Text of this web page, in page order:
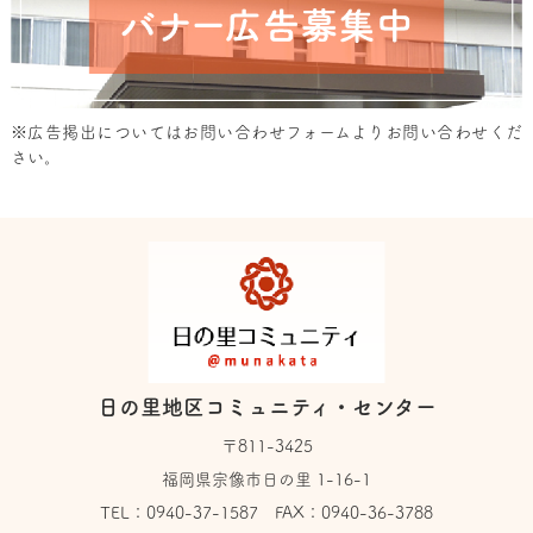
※広告掲出については お問い合わせフォーム よりお問い合わせくだ
さい。
日の里地区コミュニティ・センター
〒811-3425
福岡県宗像市日の里 1-16-1
TEL： 0940-37-1587 FAX：0940-36-3788